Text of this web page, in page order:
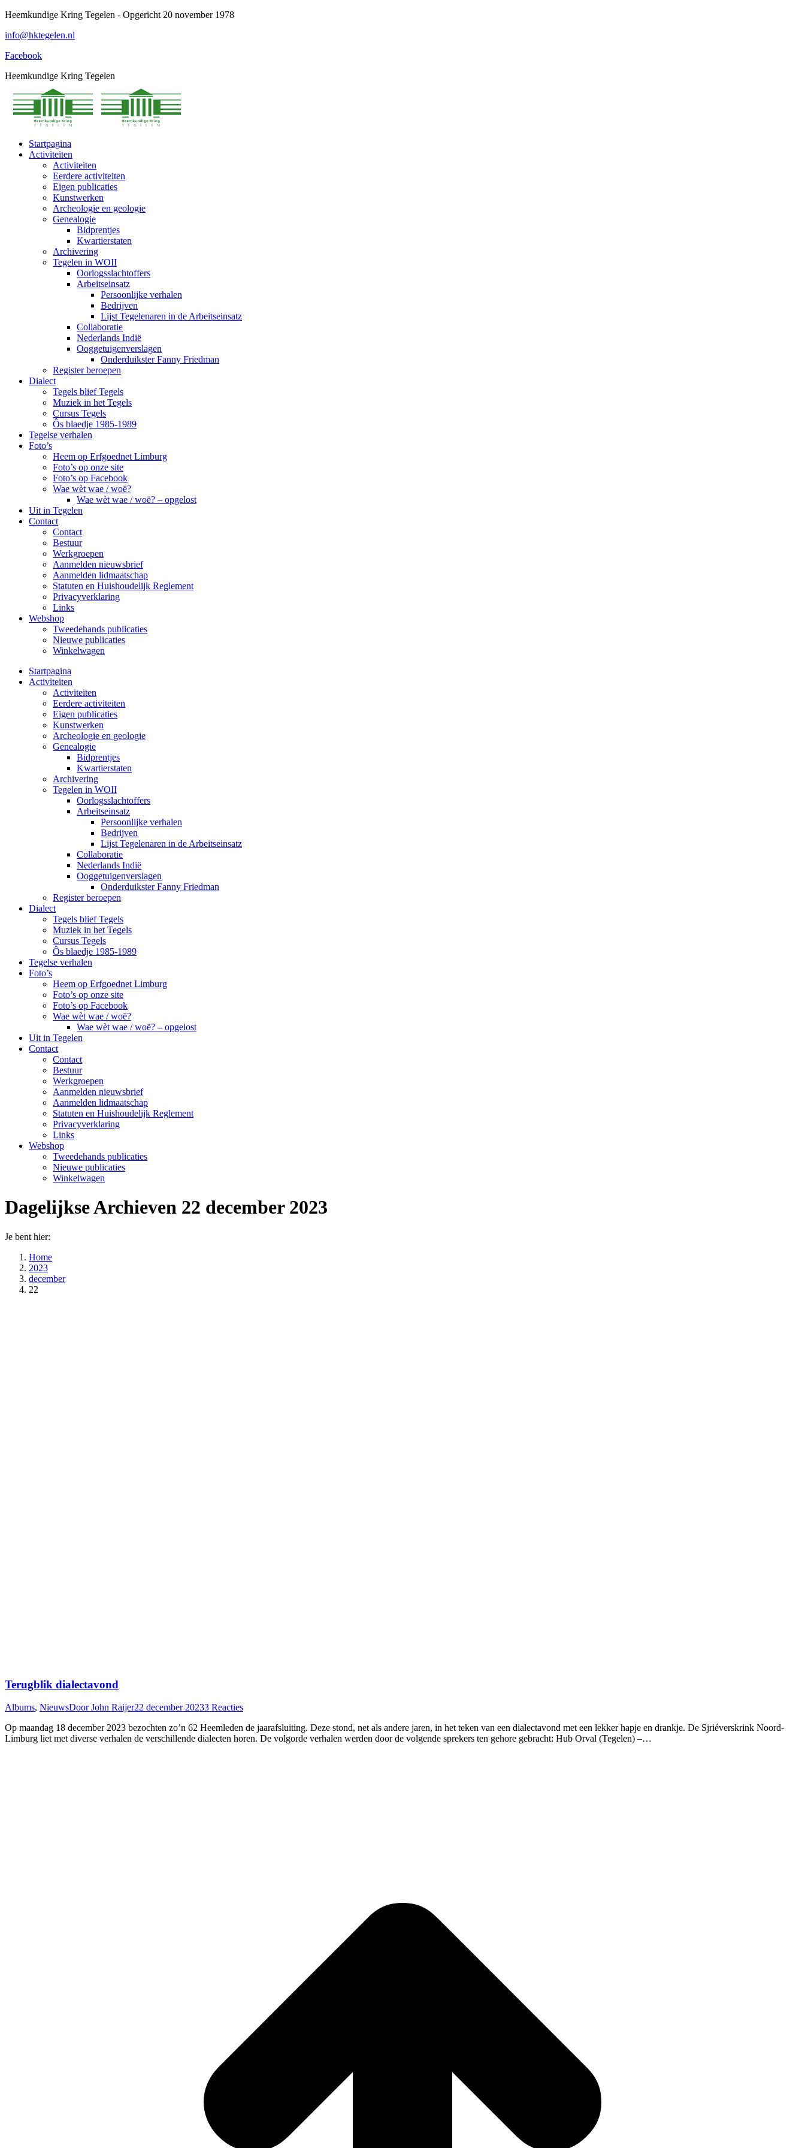
Spring
content
Heemkundige Kring Tegelen - Opgericht 20 november 1978
info@hktegelen.nl
Facebook
Heemkundige Kring Tegelen
Startpagina
Activiteiten
Activiteiten
Eerdere activiteiten
Eigen publicaties
Kunstwerken
Archeologie en geologie
Genealogie
Bidprentjes
Kwartierstaten
Archivering
Tegelen in WOII
Oorlogsslachtoffers
Arbeitseinsatz
Persoonlijke verhalen
Bedrijven
Lijst Tegelenaren in de Arbeitseinsatz
Collaboratie
Nederlands Indië
Ooggetuigenverslagen
Onderduikster Fanny Friedman
Register beroepen
Dialect
Tegels blief Tegels
Muziek in het Tegels
Cursus Tegels
Ôs blaedje 1985-1989
Tegelse verhalen
Foto’s
Heem op Erfgoednet Limburg
Foto’s op onze site
Foto’s op Facebook
Wae wèt wae / woë?
Wae wèt wae / woë? – opgelost
Uit in Tegelen
Contact
Contact
Bestuur
Werkgroepen
Aanmelden nieuwsbrief
Aanmelden lidmaatschap
Statuten en Huishoudelijk Reglement
Privacyverklaring
Links
Webshop
Tweedehands publicaties
Nieuwe publicaties
Winkelwagen
Startpagina
Activiteiten
Activiteiten
Eerdere activiteiten
Eigen publicaties
Kunstwerken
Archeologie en geologie
Genealogie
Bidprentjes
Kwartierstaten
Archivering
Tegelen in WOII
Oorlogsslachtoffers
Arbeitseinsatz
Persoonlijke verhalen
Bedrijven
Lijst Tegelenaren in de Arbeitseinsatz
Collaboratie
Nederlands Indië
Ooggetuigenverslagen
Onderduikster Fanny Friedman
Register beroepen
Dialect
Tegels blief Tegels
Muziek in het Tegels
Cursus Tegels
Ôs blaedje 1985-1989
Tegelse verhalen
Foto’s
Heem op Erfgoednet Limburg
Foto’s op onze site
Foto’s op Facebook
Wae wèt wae / woë?
Wae wèt wae / woë? – opgelost
Uit in Tegelen
Contact
Contact
Bestuur
Werkgroepen
Aanmelden nieuwsbrief
Aanmelden lidmaatschap
Statuten en Huishoudelijk Reglement
Privacyverklaring
Links
Webshop
Tweedehands publicaties
Nieuwe publicaties
Winkelwagen
Dagelijkse Archieven 22 december 2023
Je bent hier:
Home
2023
december
22
Terugblik dialectavond
Albums, NieuwsDoorJohn Raijer22 december 20233 Reacties
Op maandag 18 december 2023 bezochten zo’n 62 Heemleden de jaarafsluiting. Deze stond, net als andere jaren, in het teken van een dialectavond met een lekker hapje en drankje. De Sjriéverskrink Noord-
Limburg liet met diverse verhalen de verschillende dialecten horen. De volgorde verhalen werden door de volgende sprekers ten gehore gebracht: Hub Orval (Tegelen) –…